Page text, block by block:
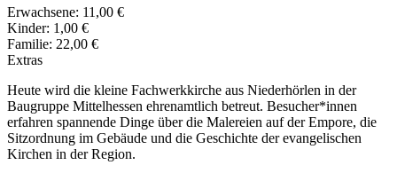
Erwachsene: 11,00 €
Kinder: 1,00 €
Familie: 22,00 €
Extras
Heute wird die kleine Fachwerkkirche aus Niederhörlen in der
Baugruppe Mittelhessen ehrenamtlich betreut. Besucher*innen
erfahren spannende Dinge über die Malereien auf der Empore, die
Sitzordnung im Gebäude und die Geschichte der evangelischen
Kirchen in der Region.